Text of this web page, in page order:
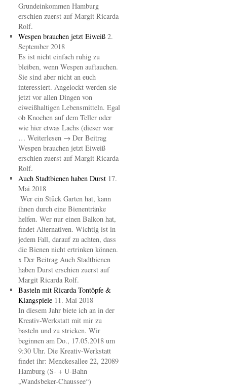
Grundeinkommen Hamburg
erschien zuerst auf Margit Ricarda
Rolf.
Wespen brauchen jetzt Eiweiß 2.
September 2018
Es ist nicht einfach ruhig zu
bleiben, wenn Wespen auftauchen.
Sie sind aber nicht an euch
interessiert. Angelockt werden sie
jetzt vor allen Dingen von
eiweißhaltigen Lebensmitteln. Egal
ob Knochen auf dem Teller oder
wie hier etwas Lachs (dieser war
… Weiterlesen → Der Beitrag
Wespen brauchen jetzt Eiweiß
erschien zuerst auf Margit Ricarda
Rolf.
Auch Stadtbienen haben Durst 17.
Mai 2018
Wer ein Stück Garten hat, kann
ihnen durch eine Bienentränke
helfen. Wer nur einen Balkon hat,
findet Alternativen. Wichtig ist in
jedem Fall, darauf zu achten, dass
die Bienen nicht ertrinken können.
x Der Beitrag Auch Stadtbienen
haben Durst erschien zuerst auf
Margit Ricarda Rolf.
Basteln mit Ricarda Tontöpfe &
Klangspiele 11. Mai 2018
In diesem Jahr biete ich an in der
Kreativ-Werkstatt mit mir zu
basteln und zu stricken. Wir
beginnen am Do., 17.05.2018 um
9:30 Uhr. Die Kreativ-Werkstatt
findet ihr: Menckesallee 22, 22089
Hamburg (S- + U-Bahn
„Wandsbeker-Chaussee“)